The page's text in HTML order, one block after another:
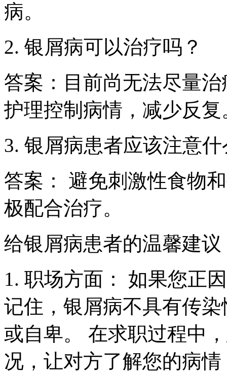
病。
2. 银屑病可以治疗吗？
答案：目前尚无法尽量
护理控制病情，减少反复
3. 银屑病患者应该注意
答案： 避免刺激性食物
极配合治疗。
给银屑病患者的温馨建议
1. 职场方面： 如果您正
记住，银屑病不具有传
或自卑。 在求职过程中
况，让对方了解您的病